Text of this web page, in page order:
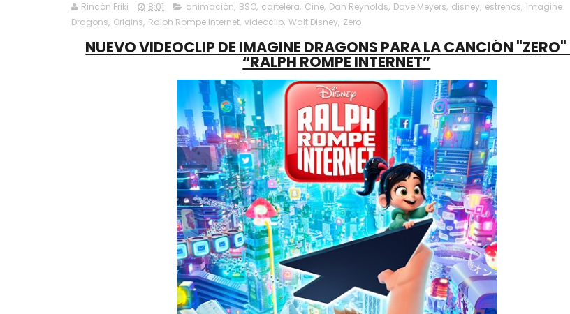
Rincón Friki 8:01 animación, BSO, cartelera, Cine, Dan Reynolds, Dave Meyers, disney, estrenos, Imagine
Dragons, Origins, Ralph Rompe Internet, videoclip, Walt Disney, Zero
NUEVO VIDEOCLIP DE IMAGINE DRAGONS PARA LA CANCIÓN "ZERO"
“RALPH ROMPE INTERNET”